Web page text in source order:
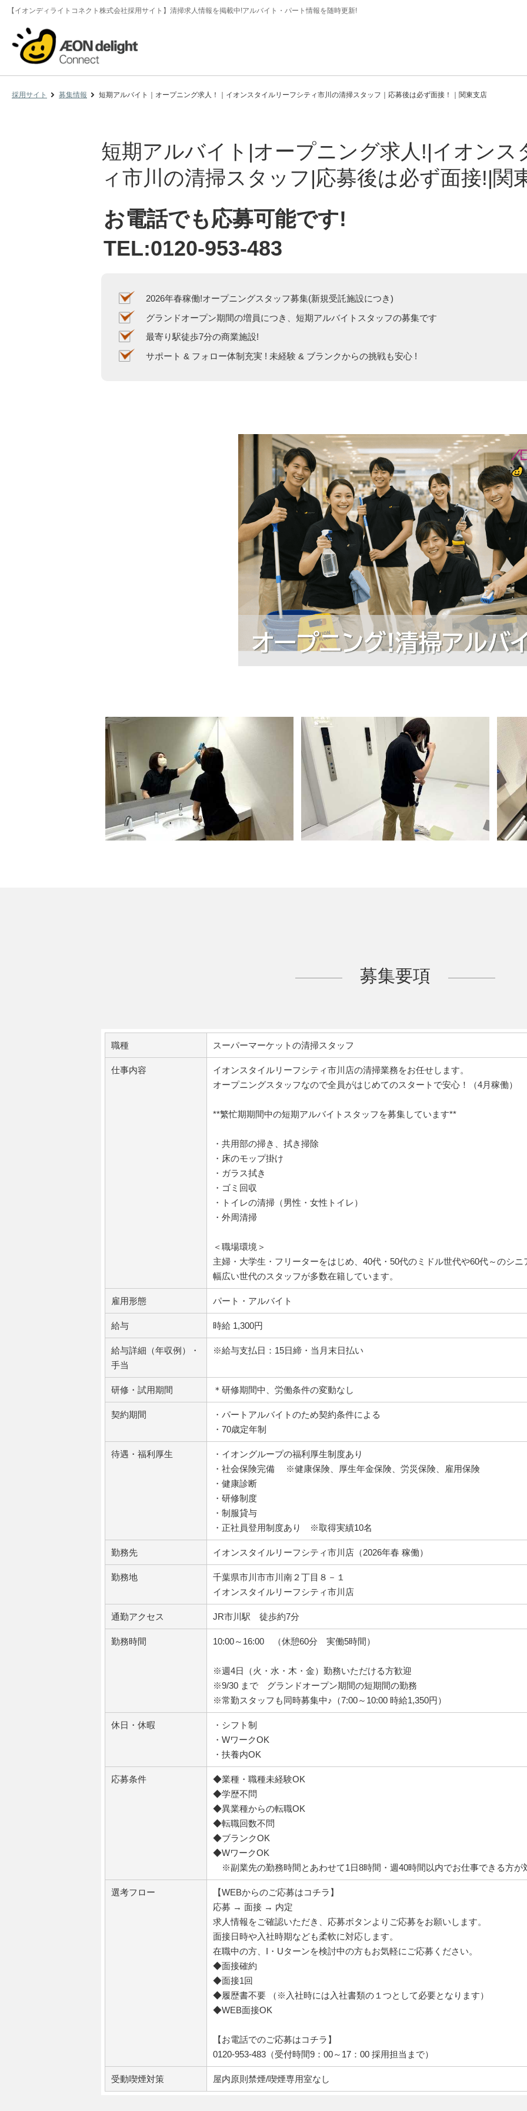
【イオンディライトコネクト株式会社採用サイト】清掃求人情報を掲載中!アルバイト・パート情報を随時更新!
採用サイト 募集情報 短期アルバイト｜オープニング求人！｜イオンスタイルリーフシティ市川の清掃スタッフ｜応募後は必ず面接！｜関東支店
短期アルバイト|オープニング求人!|イオンス
ィ市川の清掃スタッフ|応募後は必ず面接!|関
お電話でも応募可能です!
TEL:0120-953-483
2026年春稼働!オープニングスタッフ募集(新規受託施設につき)
グランドオープン期間の増員につき、短期アルバイトスタッフの募集です
最寄り駅徒歩7分の商業施設!
サポート & フォロー体制充実 ! 未経験 & ブランクからの挑戦も安心 !
募集要項
職種 スーパーマーケットの清掃スタッフ
仕事内容
イオンスタイルリーフシティ市川店の清掃業務をお任せします。
オープニングスタッフなので全員がはじめてのスタートで安心！（4月稼働）
**繁忙期期間中の短期アルバイトスタッフを募集しています**
・共用部の掃き、拭き掃除
・床のモップ掛け
・ガラス拭き
・ゴミ回収
・トイレの清掃（男性・女性トイレ）
・外周清掃
＜職場環境＞
主婦・大学生・フリーターをはじめ、40代・50代のミドル世代や60代～のシニ
幅広い世代のスタッフが多数在籍しています。
雇用形態 パート・アルバイト
給与 時給 1,300円
給与詳細（年収例）・
手当
※給与支払日：15日締・当月末日払い
研修・試用期間 ＊研修期間中、労働条件の変動なし
契約期間
・パートアルバイトのため契約条件による
・70歳定年制
待遇・福利厚生
・イオングループの福利厚生制度あり
・社会保険完備 ※健康保険、厚生年金保険、労災保険、雇用保険
・健康診断
・研修制度
・制服貸与
・正社員登用制度あり ※取得実績10名
勤務先 イオンスタイルリーフシティ市川店（2026年春 稼働）
勤務地
千葉県市川市市川南２丁目８－１
イオンスタイルリーフシティ市川店
通勤アクセス JR市川駅 徒歩約7分
勤務時間 10:00～16:00 （休憩60分 実働5時間）
※週4日（火・水・木・金）勤務いただける方歓迎
※9/30 まで グランドオープン期間の短期間の勤務
※常勤スタッフも同時募集中♪（7:00～10:00 時給1,350円）
休日・休暇
・シフト制
・WワークOK
・扶養内OK
応募条件
◆業種・職種未経験OK
◆学歴不問
◆異業種からの転職OK
◆転職回数不問
◆ブランクOK
◆WワークOK
※副業先の勤務時間とあわせて1日8時間・週40時間以内でお仕事できる方が
選考フロー
【WEBからのご応募はコチラ】
応募 → 面接 → 内定
求人情報をご確認いただき、応募ボタンよりご応募をお願いします。
面接日時や入社時期なども柔軟に対応します。
在職中の方、I・Uターンを検討中の方もお気軽にご応募ください。
◆面接確約
◆面接1回
◆履歴書不要 （※入社時には入社書類の１つとして必要となります）
◆WEB面接OK
【お電話でのご応募はコチラ】
0120-953-483（受付時間9：00～17：00 採用担当まで）
受動喫煙対策 屋内原則禁煙/喫煙専用室なし